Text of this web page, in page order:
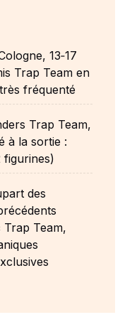
13‑17
Trap Team en
fréquenté
Trap Team,
à la sortie :
des
Team,